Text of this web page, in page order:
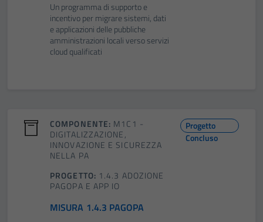
Un programma di supporto e
incentivo per migrare sistemi, dati
e applicazioni delle pubbliche
amministrazioni locali verso servizi
cloud qualificati
COMPONENTE: M1C1 -
DIGITALIZZAZIONE,
INNOVAZIONE E SICUREZZA
NELLA PA
PROGETTO: 1.4.3 ADOZIONE
PAGOPA E APP IO
MISURA 1.4.3 PAGOPA
Progetto
Concluso